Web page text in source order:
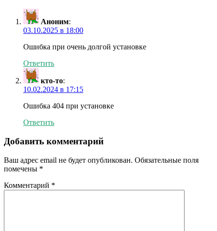
Аноним:
03.10.2025 в 18:00
Ошибка при очень долгой установке
Ответить
кто-то:
10.02.2024 в 17:15
Ошибка 404 при установке
Ответить
Добавить комментарий
Ваш адрес email не будет опубликован. Обязательные поля
помечены *
Комментарий *